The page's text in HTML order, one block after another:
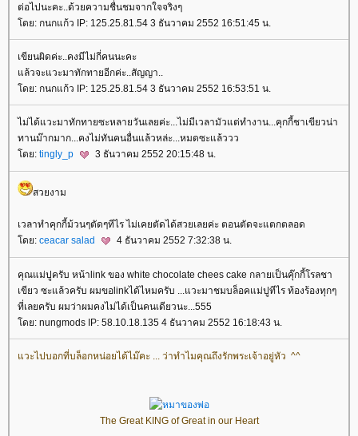
ต่อไปนะคะ..ด้วยความชื่นชมจากใจจริงๆ
ดย: กนกแก้ว IP: 125.25.81.54 3 ธันวาคม 2552 16:51:45 น.
เขียนผิดค่ะ..คงมีไม่กี่คนนะคะ
ล้วจะแวะมาทักทายอีกค่ะ..สัญญา..
ดย: กนกแก้ว IP: 125.25.81.54 3 ธันวาคม 2552 16:53:51 น.
ไม่ได้แวะมาทักทายซะหลายวันเลยค่ะ...ไม่มีเวลามัวแต่ทำงาน...คุกกี้ชาเขียวน่า
ทานม๊ากมาก...คงไม่ทันคนอื่นแล้วหล่ะ...หมดซะแล้ววว
ดย: tingly_p 3 ธันวาคม 2552 20:15:48 น.
สวยงาม
เวลาทำคุกกี้ม้วนๆตัดๆทีไร ไม่เคยตัดได้สวยเลยค่ะ ตอนตัดจะแตกตลอด
ดย: ceacar salad 4 ธันวาคม 2552 7:32:38 น.
คุณแม่ปูครับ หน้าlink ของ white chocolate chees cake กลายเป็นคุ๊กกี้โรลชา
เขียว ซะแล้วครับ ผมขอlinkได้ไหมครับ ...แวะมาชมบล็อคแม่ปูทีไร ท้องร้องทุกๆ
ที่เลยครับ ผมว่าผมคงไม่ได้เป็นคนเดียวนะ...555
ดย: nungmods IP: 58.10.18.135 4 ธันวาคม 2552 16:18:43 น.
วะไปบอกที่บล็อกหน่อยได้ไม๊คะ ... ว่าทำไมคุณถึงรักพระเจ้าอยู่หัว ^^
The Great KING of Great in our Heart